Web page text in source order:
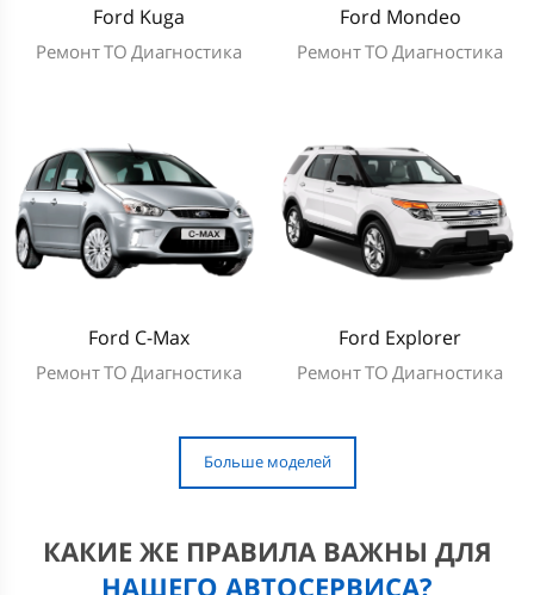
Ford Kuga
РемонтТО Диагностика
Ford Mondeo
РемонтТО Диагностика
Ford C-Max
РемонтТО Диагностика
Ford Explorer
РемонтТО Диагностика
Больше моделей
КАКИЕ ЖЕ ПРАВИЛА ВАЖНЫ ДЛЯ
НАШЕГО АВТОСЕРВИСА?